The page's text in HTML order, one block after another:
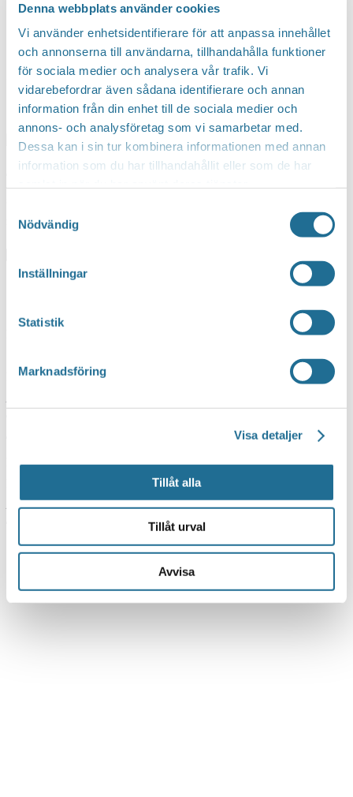
Denna webbplats använder cookies
Vi använder enhetsidentifierare för att anpassa innehållet
och annonserna till användarna, tillhandahålla funktioner
för sociala medier och analysera vår trafik. Vi
vidarebefordrar även sådana identifierare och annan
information från din enhet till de sociala medier och
annons- och analysföretag som vi samarbetar med.
Dessa kan i sin tur kombinera informationen med annan
information som du har tillhandahållit eller som de har
Nödvändig
Inställningar
Statistik
Marknadsföring
Visa detaljer
Tillåt alla
Tillåt urval
Avvisa
Handarbeta på bibblan
2 april kl 14:00-16:00
Event Series(See All)
fikabröd. Ingen anmälan.
Plats:Tjällmo bibliotek
E-mail:
Arrangör:
Telefonnummer arrangör: